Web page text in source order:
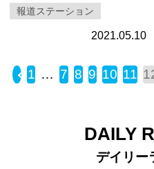
報道ステーション
2021.05.10
« Back
1 … 7 8 9 10 11
DAILY
デイリー